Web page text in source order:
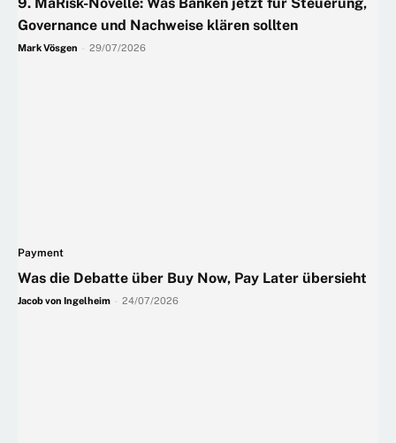
9. MaRisk-Novelle: Was Banken jetzt für Steuerung,
Governance und Nachweise klären sollten
Mark Vösgen 29/07/2026
Payment
Was die Debatte über Buy Now, Pay Later übersieht
Jacob von Ingelheim 24/07/2026